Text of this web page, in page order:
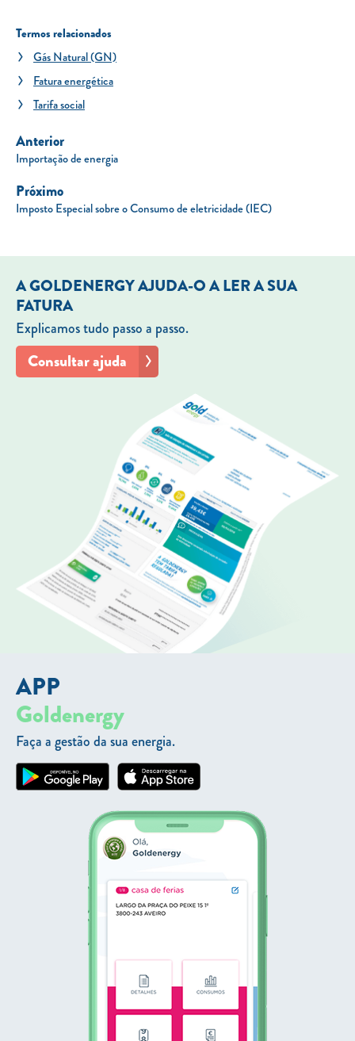
Termos relacionados
Gás Natural (GN)
Fatura energética
Tarifa social
Anterior
Importação de energia
Próximo
Imposto Especial sobre o Consumo de eletricidade (IEC)
A GOLDENERGY AJUDA-O A LER A SUA
FATURA
Explicamos tudo passo a passo.
Consultar ajuda
APP
Goldenergy
Faça a gestão da sua energia.